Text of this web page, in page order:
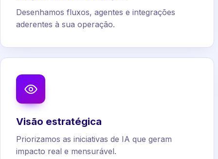
Desenhamos fluxos, agentes e integrações
aderentes à sua operação.
Visão estratégica
Priorizamos as iniciativas de IA que geram
impacto real e mensurável.